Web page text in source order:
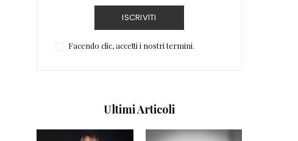
ISCRIVITI
Facendo clic, accetti i nostri termini.
Ultimi Articoli